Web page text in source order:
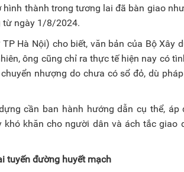
thành trong tương lai đã bàn giao
từ ngày 1/8/2024.
Hà Nội) cho biết, văn bản của Bộ Xây
ông cũng chỉ ra thực tế hiện nay có
nhượng do chưa có sổ đỏ, dù
cần ban hành hướng dẫn cụ thể, áp
khăn cho người dân và ách tắc giao
tuyến đường huyết mạch